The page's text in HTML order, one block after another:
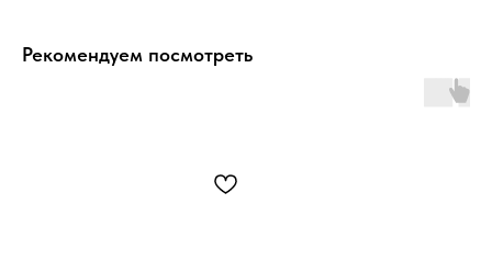
Рекомендуем посмотреть